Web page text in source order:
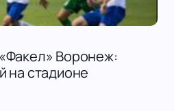
Воронеж:
на стадионе